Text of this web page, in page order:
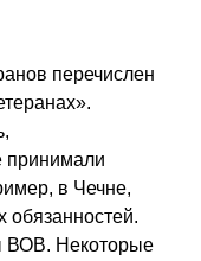
перечислен
принимали
в Чечне,
ВОВ. Некоторые